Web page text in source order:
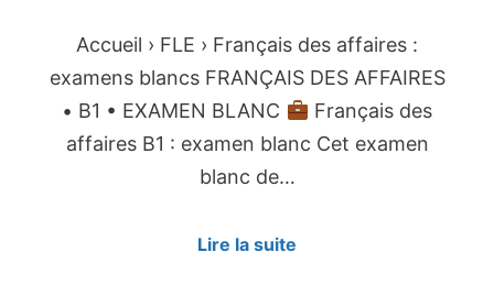
Accueil › FLE › Français des affaires :
examens blancs FRANÇAIS DES AFFAIRES
• B1 • EXAMEN BLANC
Français des
affaires B1 : examen blanc Cet examen
blanc de…
Lire la suite